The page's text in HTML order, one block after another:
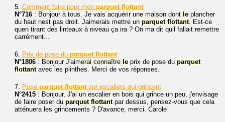
5. Comment faire pour mon parquet flottant
N°716 : Bonjour à tous. Je vais acquérir une maison dont le plancher
du haut nest pas droit. Jaimerais mettre un parquet flottant . Est-ce
quen tirant des linteaux à niveau ça ira ? On ma dit quil fallait remettre
carrément...
6. Prix de pose du parquet flottant
N°1806 : Bonjour J'aimerai connaître le prix de pose du parquet
flottant avec les plinthes. Merci de vos réponses.
7. Pose parquet flottant sur escaliers qui grincent
N°2415 : Bonjour, J'ai un escalier en bois qui grince un peu, j'envisage
de faire poser du parquet flottant par dessus, pensez-vous que cela
atténuera les grincements ? D'avance, merci. Carole